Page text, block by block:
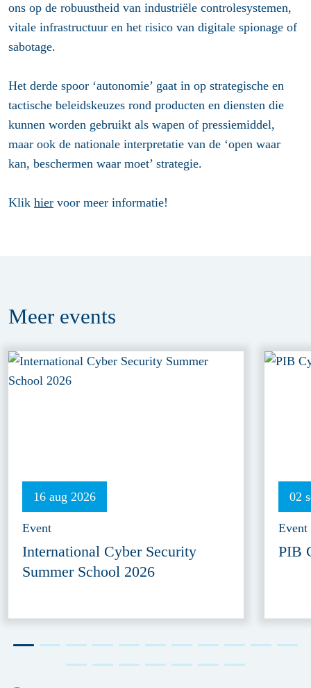
ons op de robuustheid van industriële controlesystemen,
vitale infrastructuur en het risico van digitale spionage of
sabotage.
Het derde spoor ‘autonomie’ gaat in op strategische en
tactische beleidskeuzes rond producten en diensten die
kunnen worden gebruikt als wapen of pressiemiddel,
maar ook de nationale interpretatie van de ‘open waar
kan, beschermen waar moet’ strategie.
Klik hier voor meer informatie!
Meer events
16 aug 2026
Event
International Cyber Security
Summer School 2026
02
Event
PIB